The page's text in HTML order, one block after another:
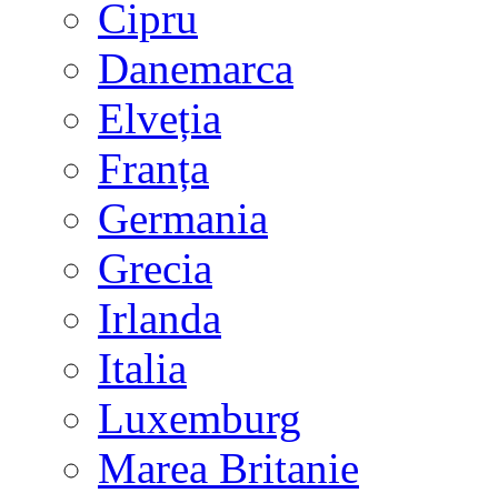
Cipru
Danemarca
Elveția
Franța
Germania
Grecia
Irlanda
Italia
Luxemburg
Marea Britanie